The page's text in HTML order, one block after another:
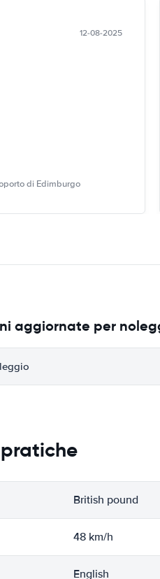
12-08-2025
di Edimburgo
aggiornate per
British pound
48 km/h
English